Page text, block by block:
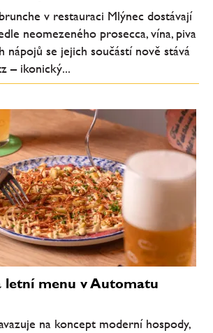
v restauraci Mlýnec dostávají
neomezeného prosecca, vína, piva
nápojů se jejich součástí nově stává
– ikonický...
letní menu v Automatu
na koncept moderní hospody,